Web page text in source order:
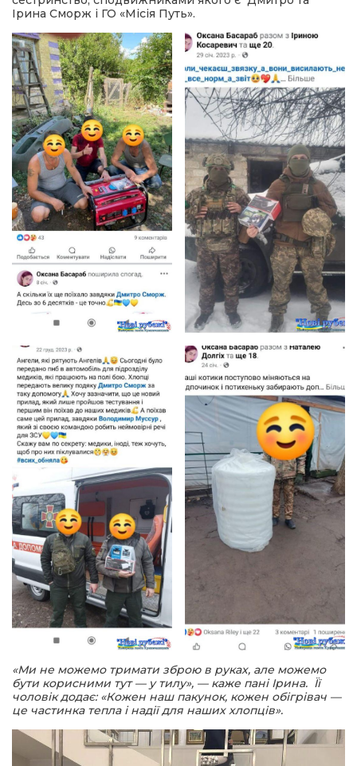
Ірина Сморж і ГО «Місія Путь».
«Ми не можемо тримати зброю в руках, але можемо
бути корисними тут — у тилу», — каже пані Ірина. Її
чоловік додає: «Кожен наш пакунок, кожен обігрівач —
це частинка тепла і надії для наших хлопців».